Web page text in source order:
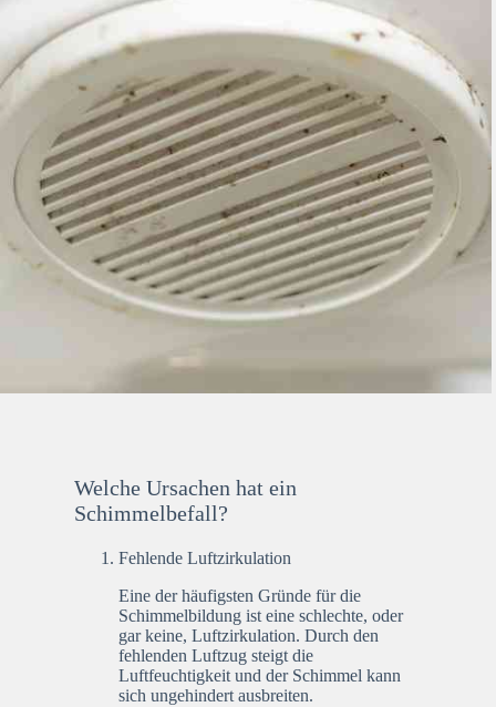
Welche Ursachen hat ein
Schimmelbefall?
Fehlende Luftzirkulation
Eine der häufigsten Gründe für die
Schimmelbildung ist eine schlechte, oder
gar keine, Luftzirkulation. Durch den
fehlenden Luftzug steigt die
Luftfeuchtigkeit und der Schimmel kann
sich ungehindert ausbreiten.